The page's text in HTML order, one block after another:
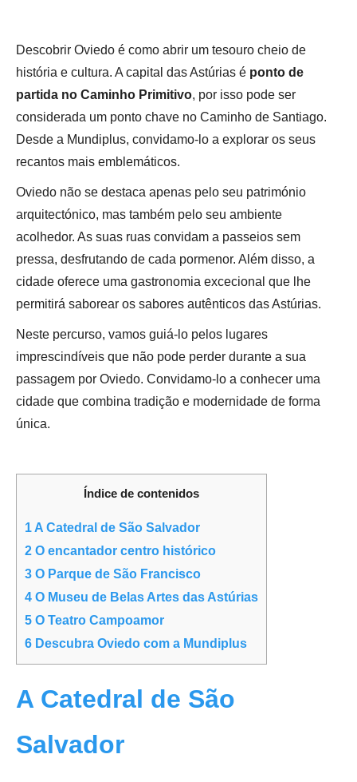
Descobrir Oviedo é como abrir um tesouro cheio de
história e cultura. A capital das Astúrias é ponto de
partida no Caminho Primitivo, por isso pode ser
considerada um ponto chave no Caminho de Santiago.
Desde a Mundiplus, convidamo-lo a explorar os seus
recantos mais emblemáticos.
Oviedo não se destaca apenas pelo seu património
arquitectónico, mas também pelo seu ambiente
acolhedor. As suas ruas convidam a passeios sem
pressa, desfrutando de cada pormenor. Além disso, a
cidade oferece uma gastronomia excecional que lhe
permitirá saborear os sabores autênticos das Astúrias.
Neste percurso, vamos guiá-lo pelos lugares
imprescindíveis que não pode perder durante a sua
passagem por Oviedo. Convidamo-lo a conhecer uma
cidade que combina tradição e modernidade de forma
única.
Índice de contenidos
1 A Catedral de São Salvador
2 O encantador centro histórico
3 O Parque de São Francisco
4 O Museu de Belas Artes das Astúrias
5 O Teatro Campoamor
6 Descubra Oviedo com a Mundiplus
A Catedral de São
Salvador